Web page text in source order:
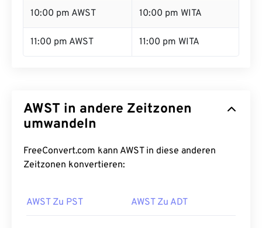
10:00 pm AWST 10:00 pm WITA
11:00 pm AWST 11:00 pm WITA
AWST in andere Zeitzonen
umwandeln
FreeConvert.com kann AWST in diese anderen
Zeitzonen konvertieren:
AWST Zu PST AWST Zu ADT